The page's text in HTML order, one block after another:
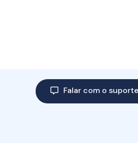
Falar com o suporte